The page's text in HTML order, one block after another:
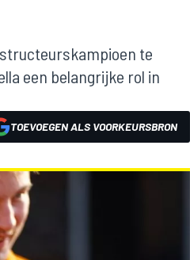
te
een belangrijke rol in
TOEVOEGEN ALS VOORKEURSBRON